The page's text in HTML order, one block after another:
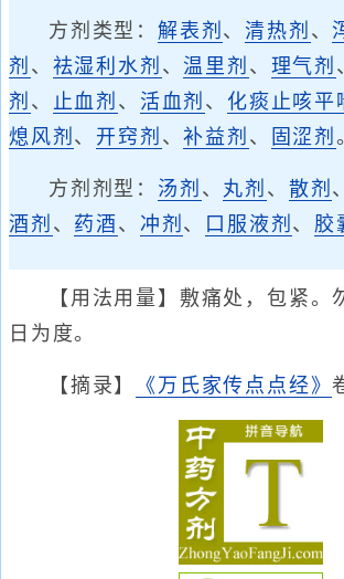
方剂类型： 解表剂 、清热剂 、
剂 、 祛湿利水剂 、温里剂 、 理气剂
剂 、 止血剂 、 活血剂 、 化痰止咳平
熄风剂 、 开窍剂 、补益剂 、 固涩剂
方剂剂型： 汤剂 、 丸剂 、 散剂 、
酒剂 、 药酒 、 冲剂 、 口服液剂 、 胶
【用法用量】敷痛处，包紧。
日为度。
【摘录】 《万氏家传点点经》